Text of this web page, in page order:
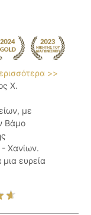
>>
Χ.
με
Βάμο
Χανίων.
ευρεία